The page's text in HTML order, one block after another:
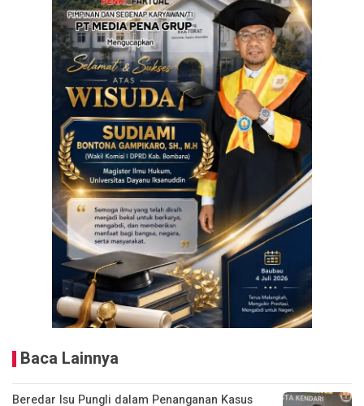
Baca Lainnya
Beredar Isu Pungli dalam Penanganan Kasus